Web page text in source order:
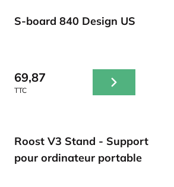
S-board 840 Design US
69,87
TTC
Roost V3 Stand - Support
pour ordinateur portable